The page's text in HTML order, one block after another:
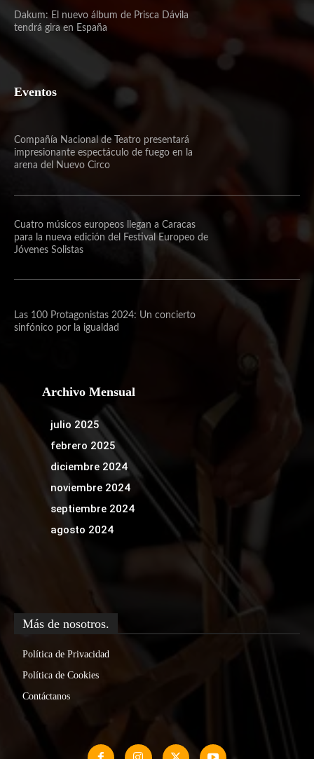
Dakum: El nuevo álbum de Prisca Dávila
tendrá gira en España
Eventos
Compañía Nacional de Teatro presentará
impresionante espectáculo de fuego en la
arena del Nuevo Circo
Cuatro músicos europeos llegan a Caracas
para la nueva edición del Festival Europeo de
Jóvenes Solistas
Las 100 Protagonistas 2024: Un concierto
sinfónico por la igualdad
Archivo Mensual
julio 2025
febrero 2025
diciembre 2024
noviembre 2024
septiembre 2024
agosto 2024
Más de nosotros.
Política de Privacidad
Política de Cookies
Contáctanos